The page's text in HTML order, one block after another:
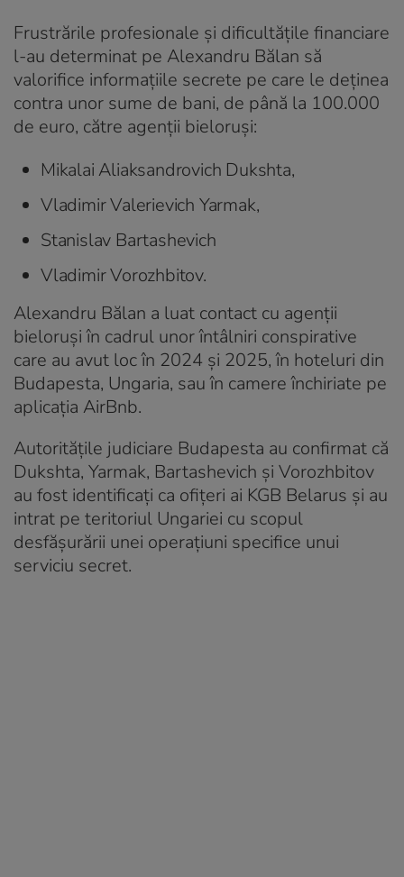
Frustrările profesionale și dificultățile financiare
l-au determinat pe Alexandru Bălan să
valorifice informațiile secrete pe care le deținea
contra unor sume de bani, de până la 100.000
de euro, către agenții bieloruși:
Mikalai Aliaksandrovich Dukshta,
Vladimir Valerievich Yarmak,
Stanislav Bartashevich
Vladimir Vorozhbitov.
Alexandru Bălan a luat contact cu agenții
bieloruși în cadrul unor întâlniri conspirative
care au avut loc în 2024 și 2025, în hoteluri din
Budapesta, Ungaria, sau în camere închiriate pe
aplicația AirBnb.
Autoritățile judiciare Budapesta au confirmat că
Dukshta, Yarmak, Bartashevich și Vorozhbitov
au fost identificați ca ofițeri ai KGB Belarus și au
intrat pe teritoriul Ungariei cu scopul
desfășurării unei operațiuni specifice unui
serviciu secret.